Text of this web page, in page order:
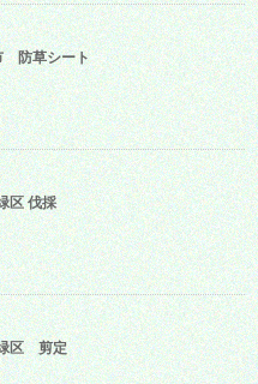
防草シート
区 伐採
区 剪定